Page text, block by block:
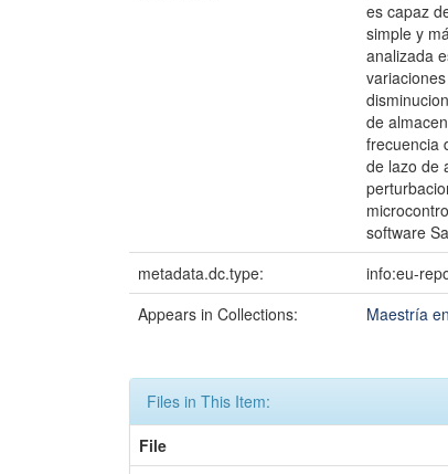
es capaz
simple y
analizada
de
frecuencia
de lazo de
software
metadata.dc.type:
info:eu-
Appears in Collections:
Maestría
Files in This Item:
File